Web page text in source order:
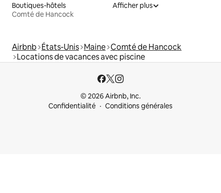
Boutiques-hôtels
Comté de Hancock
Afficher plus
Airbnb États-Unis Maine Comté de Hancock
Locations de vacances avec piscine
© 2026 Airbnb, Inc.
Confidentialité
Conditions générales